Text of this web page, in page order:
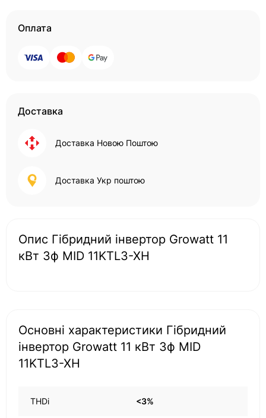
Оплата
Доставка
Доставка Новою Поштою
Доставка Укр поштою
Опис Гібридний інвертор Growatt 11
кВт 3ф MID 11KTL3-XH
Основні характеристики Гібридний
інвертор Growatt 11 кВт 3ф MID
11KTL3-XH
THDi <3%